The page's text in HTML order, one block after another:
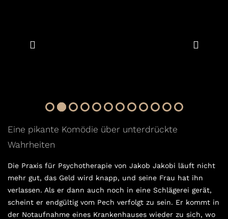
Eine pikante Komödie über unterdrückte
Wahrheiten
Die Praxis für Psychotherapie von Jakob ­Jakobi läuft nicht
mehr gut, das Geld wird knapp, und seine Frau hat ihn
verlassen. Als er dann auch noch in eine Schlägerei gerät,
scheint er endgültig vom Pech verfolgt zu sein. Er kommt in
der Notaufnahme eines Krankenhauses wieder zu sich, wo